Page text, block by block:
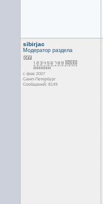
sibirjac
Модератор раздела
с фев 2007
Санкт-Петербург
Сообщений: 8149